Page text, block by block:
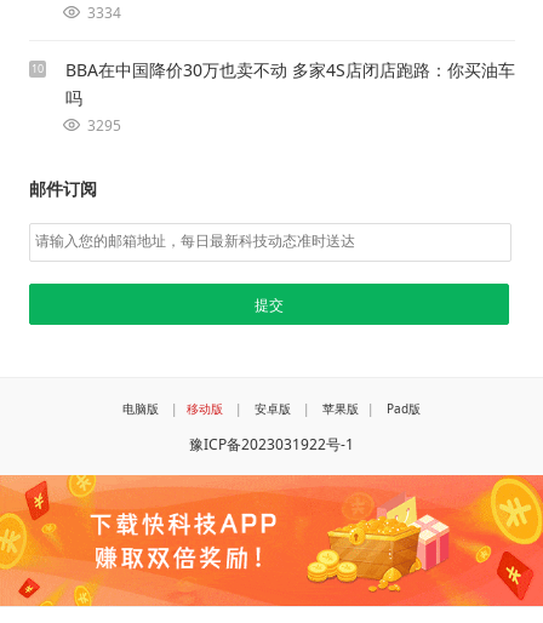
3334
10
BBA在中国降价30万也卖不动 多家4S店闭店跑路：你买油车
吗
3295
邮件订阅
电脑版 | 移动版 | 安卓版 | 苹果版 | Pad版
豫ICP备2023031922号-1